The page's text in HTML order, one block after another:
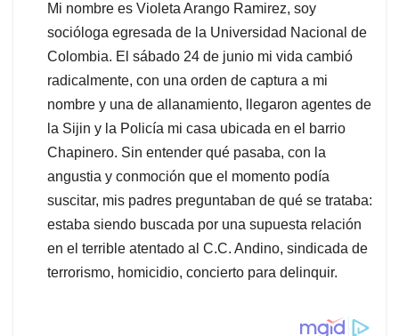
Mi nombre es Violeta Arango Ramirez, soy
socióloga egresada de la Universidad Nacional de
Colombia. El sábado 24 de junio mi vida cambió
radicalmente, con una orden de captura a mi
nombre y una de allanamiento, llegaron agentes de
la Sijin y la Policía mi casa ubicada en el barrio
Chapinero. Sin entender qué pasaba, con la
angustia y conmoción que el momento podía
suscitar, mis padres preguntaban de qué se trataba:
estaba siendo buscada por una supuesta relación
en el terrible atentado al C.C. Andino, sindicada de
terrorismo, homicidio, concierto para delinquir.